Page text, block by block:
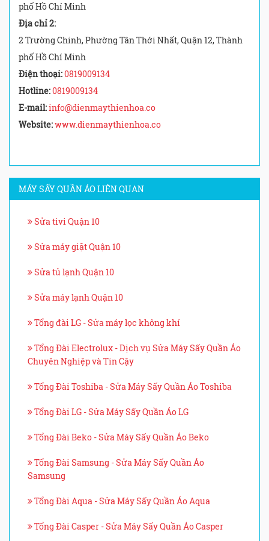
phố Hồ Chí Minh
Địa chỉ 2:
2 Trường Chinh, Phường Tân Thới Nhất, Quận 12, Thành
phố Hồ Chí Minh
Điện thoại:0819009134
Hotline:0819009134
E-mail:info@dienmaythienhoa.co
Website:www.dienmaythienhoa.co
MÁY SẤY QUẦN ÁO LIÊN QUAN
Sửa tivi Quận 10
Sửa máy giặt Quận 10
Sửa tủ lạnh Quận 10
Sửa máy lạnh Quận 10
Tổng đài LG - Sửa máy lọc không khí
Tổng Đài Electrolux - Dịch vụ Sửa Máy Sấy Quần Áo
Chuyên Nghiệp và Tin Cậy
Tổng Đài Toshiba - Sửa Máy Sấy Quần Áo Toshiba
Tổng Đài LG - Sửa Máy Sấy Quần Áo LG
Tổng Đài Beko - Sửa Máy Sấy Quần Áo Beko
Tổng Đài Samsung - Sửa Máy Sấy Quần Áo
Samsung
Tổng Đài Aqua - Sửa Máy Sấy Quần Áo Aqua
Tổng Đài Casper - Sửa Máy Sấy Quần Áo Casper